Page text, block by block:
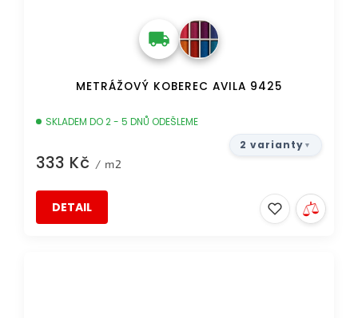
METRÁŽOVÝ KOBEREC AVILA 9425
SKLADEM DO 2 - 5 DNŮ ODEŠLEME
333 Kč / m2
DETAIL
2 varianty